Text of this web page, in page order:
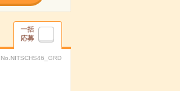
一括
応募
No.NITSCHS46_GRD